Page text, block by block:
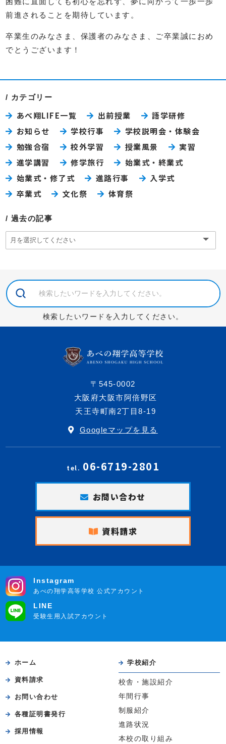
前進されることを期待しています。
卒業生のみなさま、保護者のみなさま、ご卒業誠におめ
でとうございます！
カテゴリー
あべ翔LIFE一覧 出前授業
語学研修
お知らせ
学校行事
学校説明会・体験会
勉強合宿
校外学習 授業風景
実習
進学講習
修学旅行
始業式・終業式
始業式・修了式
進路行事
入学式
卒業式
文化祭 体育祭
過去の記事
検索したいワードを入力してください。
〒545-0002
大阪府大阪市阿倍野区
天王寺町南2丁目8-19
Googleマップを見る
tel. 06-6719-2801
お問い合わせ
資料請求
Instagram
あべの翔学高等学校 公式アカウント
LINE
受験生用入試アカウント
ホーム
資料請求
お問い合わせ
各種証明書発行
採用情報
学校紹介
校舎・施設紹介
年間行事
制服紹介
進路状況
本校の取り組み